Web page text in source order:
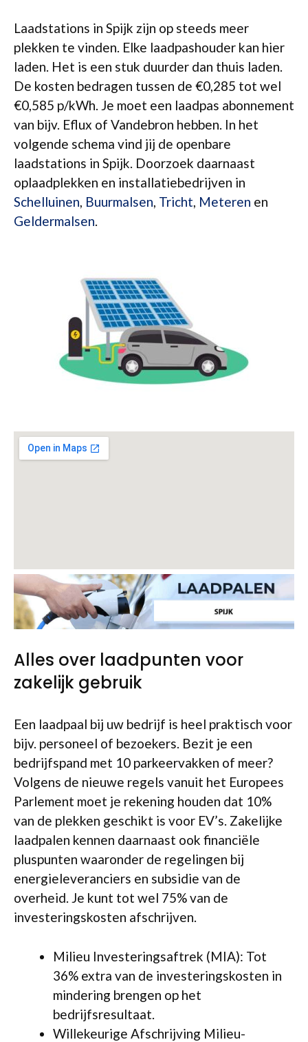
Laadstations in Spijk zijn op steeds meer
plekken te vinden. Elke laadpashouder kan hier
laden. Het is een stuk duurder dan thuis laden.
De kosten bedragen tussen de €0,285 tot wel
€0,585 p/kWh. Je moet een laadpas abonnement
van bijv. Eflux of Vandebron hebben. In het
volgende schema vind jij de openbare
laadstations in Spijk. Doorzoek daarnaast
oplaadplekken en installatiebedrijven in
Schelluinen, Buurmalsen, Tricht, Meteren en
Geldermalsen.
Alles over laadpunten voor
zakelijk gebruik
Een laadpaal bij uw bedrijf is heel praktisch voor
bijv. personeel of bezoekers. Bezit je een
bedrijfspand met 10 parkeervakken of meer?
Volgens de nieuwe regels vanuit het Europees
Parlement moet je rekening houden dat 10%
van de plekken geschikt is voor EV’s. Zakelijke
laadpalen kennen daarnaast ook financiële
pluspunten waaronder de regelingen bij
energieleveranciers en subsidie van de
overheid. Je kunt tot wel 75% van de
investeringskosten afschrijven.
Milieu Investeringsaftrek (MIA): Tot
36% extra van de investeringskosten in
mindering brengen op het
bedrijfsresultaat.
Willekeurige Afschrijving Milieu-